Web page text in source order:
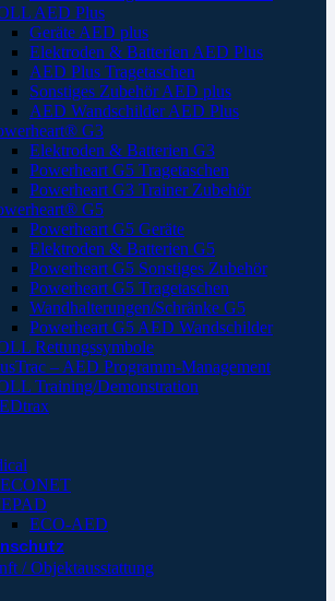
AED Plus
Geräte AED plus
Elektroden & Batterien AED Plus
AED Plus Tragetaschen
Sonstiges Zubehör AED plus
AED Wandschilder AED Plus
G3
Elektroden & Batterien G3
Powerheart G5 Tragetaschen
Powerheart G3 Trainer Zubehör
G5
Powerheart G5 Geräte
Elektroden & Batterien G5
Powerheart G5 Sonstiges Zubehör
Powerheart G5 Tragetaschen
Wandhalterungen/Schränke G5
Powerheart G5 AED Wandschilder
Rettungssymbole
– AED Programm-Management
Training/Demonstration
ECO-AED
/ Objektausstattung